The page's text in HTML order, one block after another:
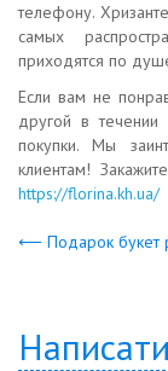
телефону.
самых
приходятся по
Если вам не
другой в течении
покупки. Мы
клиентам! Закажите
https://florina.kh.ua/
⟵ Подарок букет